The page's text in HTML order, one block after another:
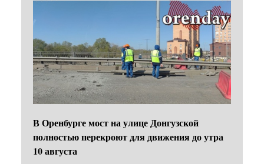
В Оренбурге мост на улице Донгузской
полностью перекроют для движения до утра
10 августа